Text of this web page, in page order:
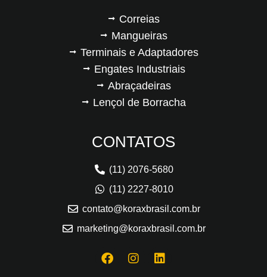
Correias
Mangueiras
Terminais e Adaptadores
Engates Industriais
Abraçadeiras
Lençol de Borracha
CONTATOS
(11) 2076-5680
(11) 2227-8010
contato@koraxbrasil.com.br
marketing@koraxbrasil.com.br